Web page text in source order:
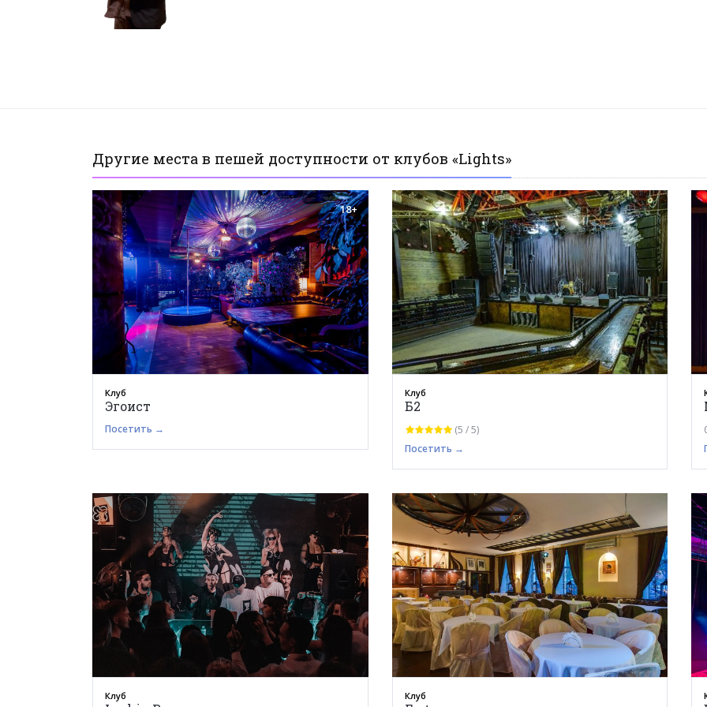
Другие места в пешей доступности от клубов «Lights»
18+
Клуб
Эгоист
Посетить →
Клуб
Б2
(5 / 5)
Посетить →
Клуб Клуб